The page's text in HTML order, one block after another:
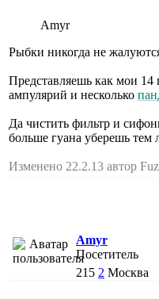
Amyr
Рыбки никогда не
Представляешь как мои
ампулярий и несколько
Да чистить фильтр и
больше гуана уберешь тем
Изменено 22.2.13 автор Fuz
Amyr
Посетитель
215 2 Москва